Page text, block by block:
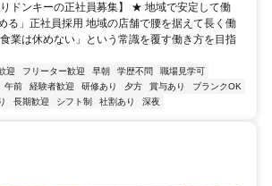
ドンキーの正社員募集】 ★ 地域で安定して働
る」正社員採用 地域の店舗で腰を据えて長く働
業は休めない」という常識を覆す働き方を目指
迎 フリーター歓迎 早朝 学歴不問
職場見学可
午前 経験者歓迎 研修あり 夕方 賞与あり
ブランクOK
長期歓迎 シフト制 社割あり 深夜